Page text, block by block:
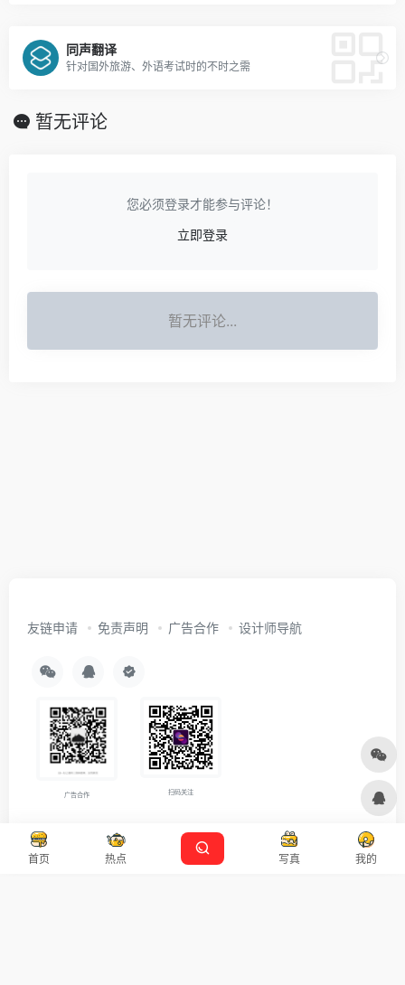
同声翻译
针对国外旅游、外语考试时的不时之需
暂无评论
您必须登录才能参与评论！
立即登录
暂无评论...
首页 热点 写真 我的
友链申请 免责声明 广告合作 设计师导航
广告合作 扫码关注
Copyright © 2026沪ICP备2021007899号-5 Designed by 设计资源